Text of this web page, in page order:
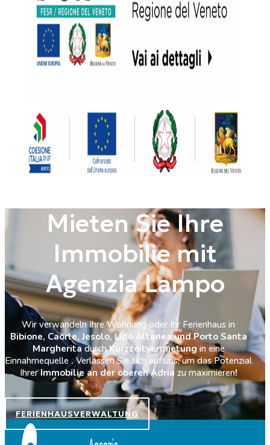
Mieten Sie Ihre
Immobilie mit
Agenzia Lampo
Wir verwandeln Ihre Wohnung oder Ihr Ferienhaus in
Bibione, Caorle, Jesolo, Lido Altanea und Porto Santa
MargheritadurchKurzzeitvermietung in eine
Einnahmequelle.Verlassen Sie sich auf uns, um das Potenzial
IhrerImmobilie an der oberen Adriazu maximieren!
FERIENHAUSVERWALTUNG